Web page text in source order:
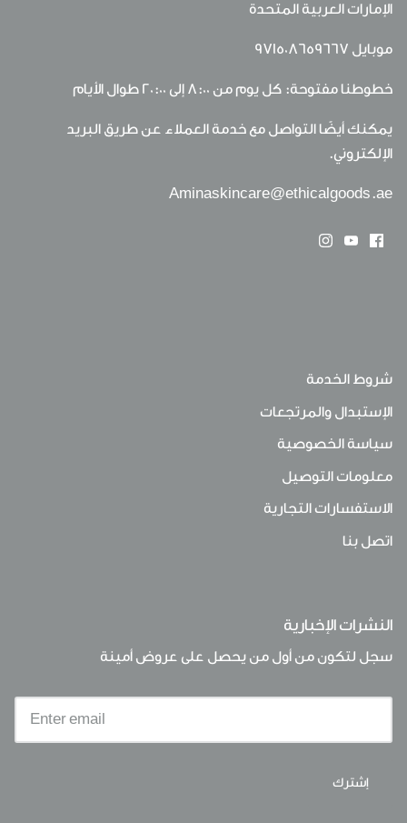
الإمارات العربية المتحدة
موبايل 971508659667
خطوطنا مفتوحة: كل يوم من 8:00 إلى 20:00 طوال الأيام
يمكنك أيضًا التواصل مع خدمة العملاء عن طريق البريد
الإلكتروني.
Aminaskincare@ethicalgoods.ae
شروط الخدمة
الإستبدال والمرتجعات
سياسة الخصوصية
معلومات التوصيل
الاستفسارات التجارية
اتصل بنا
النشرات الإخبارية
سجل لتكون من أول من يحصل على عروض أمينة
إشترك